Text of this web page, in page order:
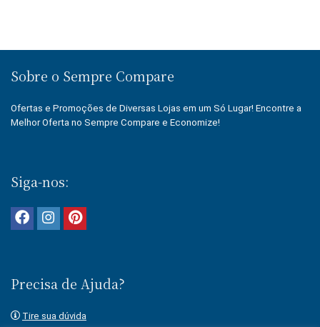
Sobre o Sempre Compare
Ofertas e Promoções de Diversas Lojas em um Só Lugar! Encontre a
Melhor Oferta no Sempre Compare e Economize!
Siga-nos:
Precisa de Ajuda?
Tire sua dúvida